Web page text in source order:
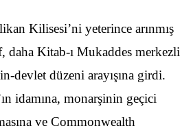
Kilisesi’ni yeterince arınmış
daha Kitab-ı Mukaddes merkezli
devlet düzeni arayışına girdi.
idamına, monarşinin geçici
ve Commonwealth